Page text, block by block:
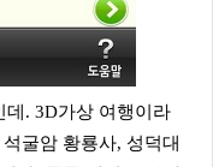
데. 3D가상 여행이라
굴암 황룡사, 성덕대